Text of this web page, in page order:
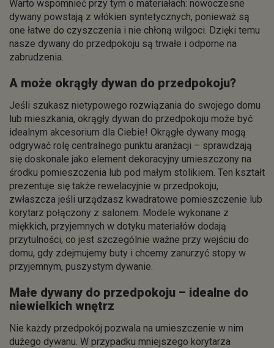
Warto wspomnieć przy tym o materiałach: nowoczesne
dywany powstają z włókien syntetycznych, ponieważ są
one łatwe do czyszczenia i nie chłoną wilgoci. Dzięki temu
nasze dywany do przedpokoju są trwałe i odporne na
zabrudzenia.
A może okrągły dywan do przedpokoju?
Jeśli szukasz nietypowego rozwiązania do swojego domu
lub mieszkania, okrągły dywan do przedpokoju może być
idealnym akcesorium dla Ciebie! Okrągłe dywany mogą
odgrywać rolę centralnego punktu aranżacji – sprawdzają
się doskonale jako element dekoracyjny umieszczony na
środku pomieszczenia lub pod małym stolikiem. Ten kształt
prezentuje się także rewelacyjnie w przedpokoju,
zwłaszcza jeśli urządzasz kwadratowe pomieszczenie lub
korytarz połączony z salonem. Modele wykonane z
miękkich, przyjemnych w dotyku materiałów dodają
przytulności, co jest szczególnie ważne przy wejściu do
domu, gdy zdejmujemy buty i chcemy zanurzyć stopy w
przyjemnym, puszystym dywanie.
Małe dywany do przedpokoju – idealne do
niewielkich wnętrz
Nie każdy przedpokój pozwala na umieszczenie w nim
dużego dywanu. W przypadku mniejszego korytarza